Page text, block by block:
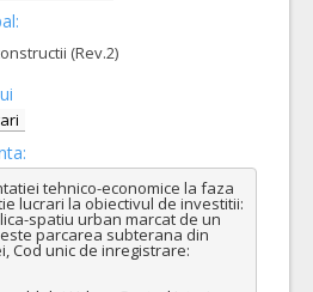
(Rev.2)
tehnico-economice la faza
lucrari la obiectivul de investitii:
spatiu urban marcat de un
parcarea subterana din
Cod unic de inregistrare: